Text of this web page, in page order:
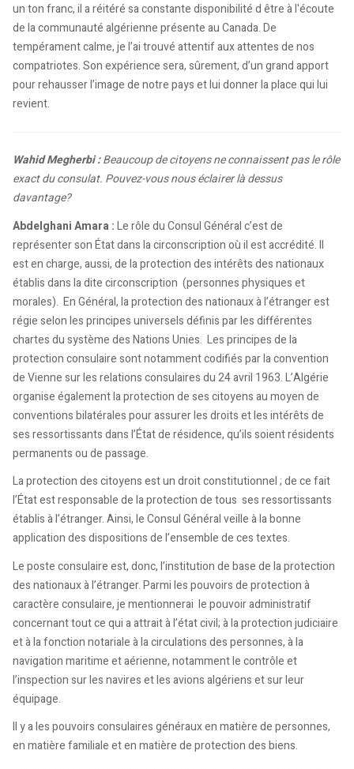
un ton franc, il a réitéré sa constante disponibilité d être à l'écoute
de la communauté algérienne présente au Canada. De
tempérament calme, je l’ai trouvé attentif aux attentes de nos
compatriotes. Son expérience sera, sûrement, d’un grand apport
pour rehausser l’image de notre pays et lui donner la place qui lui
revient.
Wahid Megherbi :Beaucoup de citoyens ne connaissent pas le rôle
exact du consulat. Pouvez-vous nous éclairer là dessus
davantage?
Abdelghani Amara :Le rôle du Consul Général c’est de
représenter son État dans la circonscription où il est accrédité. Il
est en charge, aussi, de la protection des intérêts des nationaux
établis dans la dite circonscription (personnes physiques et
morales). En Général, la protection des nationaux à l’étranger est
régie selon les principes universels définis par les différentes
chartes du système des Nations Unies. Les principes de la
protection consulaire sont notamment codifiés par la convention
de Vienne sur les relations consulaires du 24 avril 1963. L’Algérie
organise également la protection de ses citoyens au moyen de
conventions bilatérales pour assurer les droits et les intérêts de
ses ressortissants dans l’État de résidence, qu’ils soient résidents
permanents ou de passage.
La protection des citoyens est un droit constitutionnel ; de ce fait
l’État est responsable de la protection de tous ses ressortissants
établis à l’étranger. Ainsi, le Consul Général veille à la bonne
application des dispositions de l’ensemble de ces textes.
Le poste consulaire est, donc, l’institution de base de la protection
des nationaux à l’étranger. Parmi les pouvoirs de protection à
caractère consulaire, je mentionnerai le pouvoir administratif
concernant tout ce qui a attrait à l’état civil; à la protection judiciaire
et à la fonction notariale à la circulations des personnes, à la
navigation maritime et aérienne, notamment le contrôle et
l’inspection sur les navires et les avions algériens et sur leur
équipage.
Il y a les pouvoirs consulaires généraux en matière de personnes,
en matière familiale et en matière de protection des biens.